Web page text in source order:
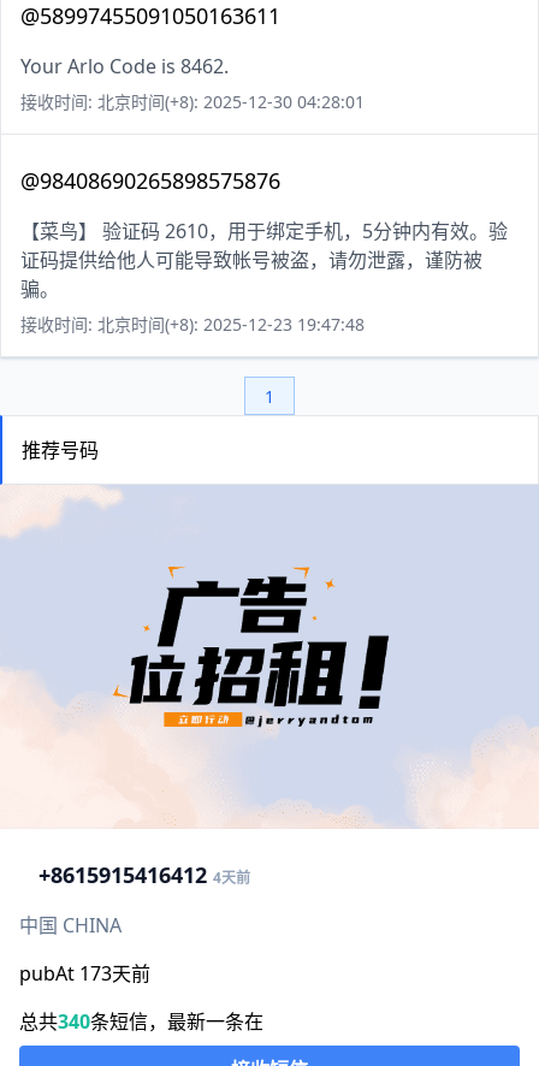
@58997455091050163611
Your Arlo Code is 8462.
接收时间: 北京时间(+8): 2025-12-30 04:28:01
@98408690265898575876
【菜鸟】 验证码 2610，用于绑定手机，5分钟内有效。验
证码提供给他人可能导致帐号被盗，请勿泄露，谨防被
骗。
接收时间: 北京时间(+8): 2025-12-23 19:47:48
1
推荐号码
+8615915416412 4天前
中国 CHINA
pubAt 173天前
总共340条短信，最新一条在